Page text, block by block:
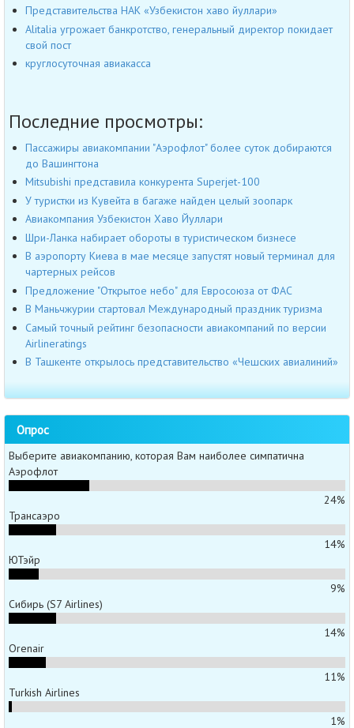
Представительства НАК «Узбекистон хаво йуллари»
Alitalia угрожает банкротство, генеральный директор покидает
свой пост
круглосуточная авиакасса
Последние просмотры:
Пассажиры авиакомпании "Аэрофлот" более суток добираются
до Вашингтона
Mitsubishi представила конкурента Superjet-100
У туристки из Кувейта в багаже найден целый зоопарк
Авиакомпания Узбекистон Хаво Йуллари
Шри-Ланка набирает обороты в туристическом бизнесе
В аэропорту Киева в мае месяце запустят новый терминал для
чартерных рейсов
Предложение "Открытое небо" для Евросоюза от ФАС
В Маньчжурии стартовал Международный праздник туризма
Самый точный рейтинг безопасности авиакомпаний по версии
Airlineratings
В Ташкенте открылось представительство «Чешских авиалиний»
Опрос
Выберите авиакомпанию, которая Вам наиболее симпатична
Аэрофлот
24%
Трансаэро
14%
ЮТэйр
9%
Сибирь (S7 Airlines)
14%
Orenair
11%
Turkish Airlines
1%